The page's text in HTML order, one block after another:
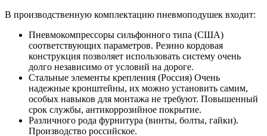
В производственную комплектацию пневмоподушек входит:
Пневмокомпрессоры сильфонного типа (США)
соответствующих параметров. Резино кордовая
конструкция позволяет использовать систему очень
долго независимо от условий на дороге.
Стальные элементы крепления (Россия) Очень
надежные кронштейны, их можно установить самим,
особых навыков для монтажа не требуют. Повышенный
срок службы, антикоррозийное покрытие.
Различного рода фурнитура (винты, болты, гайки).
Производство российское.